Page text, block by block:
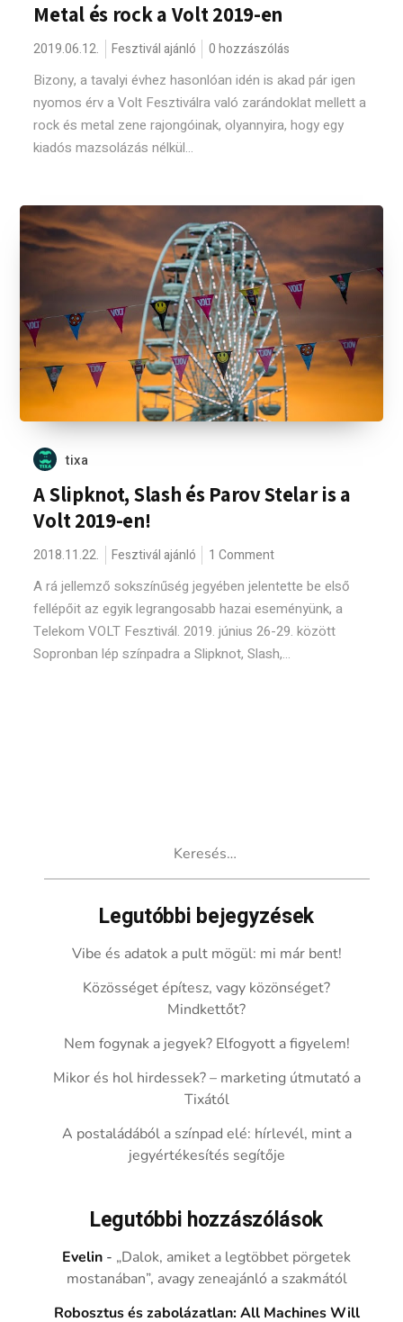
Metal és rock a Volt 2019-en
2019.06.12. Fesztivál ajánló 0 hozzászólás
Bizony, a tavalyi évhez hasonlóan idén is akad pár igen
nyomos érv a Volt Fesztiválra való zarándoklat mellett a
rock és metal zene rajongóinak, olyannyira, hogy egy
kiadós mazsolázás nélkül...
tixa
A Slipknot, Slash és Parov Stelar is a
Volt 2019-en!
2018.11.22. Fesztivál ajánló 1 Comment
A rá jellemző sokszínűség jegyében jelentette be első
fellépőit az egyik legrangosabb hazai eseményünk, a
Telekom VOLT Fesztivál. 2019. június 26-29. között
Sopronban lép színpadra a Slipknot, Slash,...
Legutóbbi bejegyzések
Vibe és adatok a pult mögül: mi már bent!
Közösséget építesz, vagy közönséget?
Mindkettőt?
Nem fogynak a jegyek? Elfogyott a figyelem!
Mikor és hol hirdessek? – marketing útmutató a
Tixától
A postaládából a színpad elé: hírlevél, mint a
jegyértékesítés segítője
Legutóbbi hozzászólások
Evelin - „Dalok, amiket a legtöbbet pörgetek
mostanában”, avagy zeneajánló a szakmától
Robosztus és zabolázatlan: All Machines Will